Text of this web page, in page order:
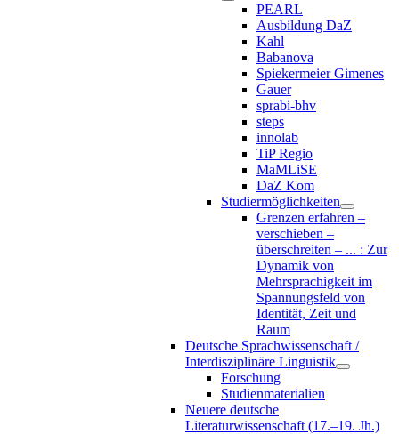
PEARL
Ausbildung DaZ
Kahl
Babanova
Spiekermeier Gimenes
Gauer
sprabi-bhv
steps
innolab
TiP Regio
MaMLiSE
DaZ Kom
Studiermöglichkeiten
Grenzen erfahren –
verschieben –
überschreiten – ... : Zur
Dynamik von
Mehrsprachigkeit im
Spannungsfeld von
Identität, Zeit und
Raum
Deutsche Sprachwissenschaft /
Interdisziplinäre Linguistik
Forschung
Studienmaterialien
Neuere deutsche
Literaturwissenschaft (17.–19. Jh.)